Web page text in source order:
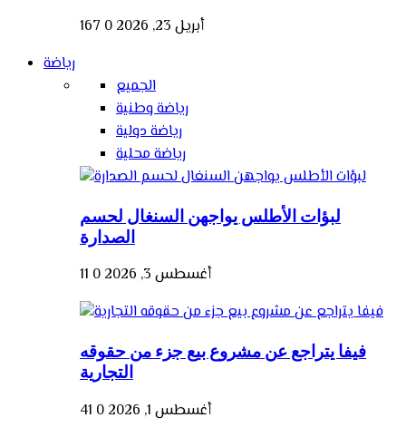
أبريل 23, 2026 0
167
رياضة
الجميع
رياضة وطنية
رياضة دولية
رياضة محلية
لبؤات الأطلس يواجهن السنغال لحسم
الصدارة
أغسطس 3, 2026 0
11
فيفا يتراجع عن مشروع بيع جزء من حقوقه
التجارية
أغسطس 1, 2026 0
41